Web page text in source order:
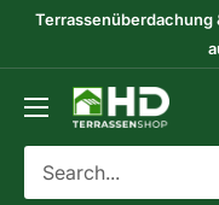
SkipTerrassenüberdachung
HD-
Terrassenshop
GmbH